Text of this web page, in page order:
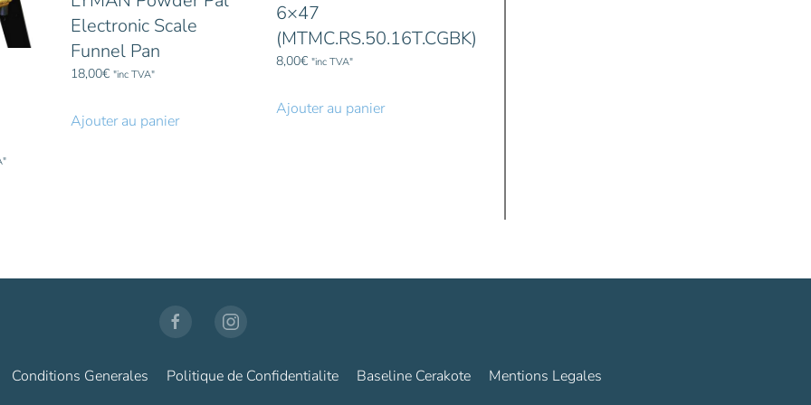
Electronic Scale
Funnel Pan
18,00€ "inc TVA"
Ajouter au panier
6×47
(MTMC.RS.50.16T.CGBK)
8,00€ "inc TVA"
Ajouter au panier
Conditions Generales Politique de Confidentialite Baseline Cerakote Mentions Legales